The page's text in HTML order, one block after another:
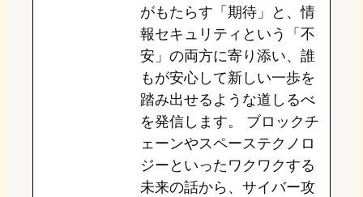
がもたらす「期待」と、情
報セキュリティという「不
安」の両方に寄り添い、誰
もが安心して新しい一歩を
踏み出せるような道しるべ
を発信します。 ブロックチ
ェーンやスペーステクノロ
ジーといったワクワクする
未来の話から、サイバー攻